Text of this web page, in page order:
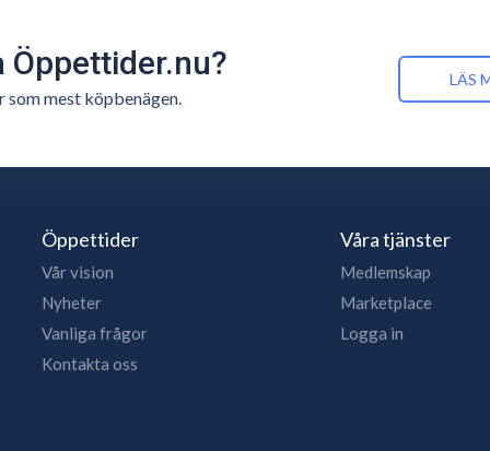
Öppettider.nu?
som mest köpbenägen.
LÄS
Öppettider
Vår vision
Nyheter
Vanliga frågor
Kontakta oss
Våra tjänster
Medlemskap
Marketplace
Logga in